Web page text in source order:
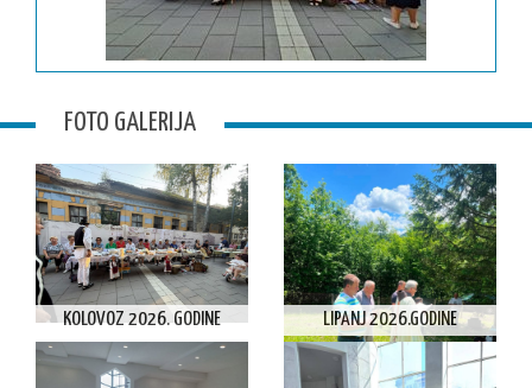
FOTO GALERIJA
KOLOVOZ 2026. GODINE LIPANJ 2026.GODINE